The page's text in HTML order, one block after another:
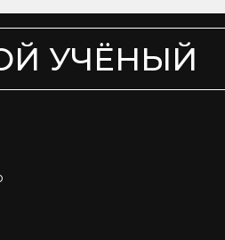
УЧЁНЫЙ